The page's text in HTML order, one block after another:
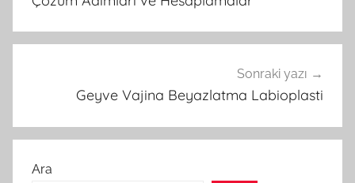
Sonraki yazı
Geyve Vajina Beyazlatma Labioplasti
Ara